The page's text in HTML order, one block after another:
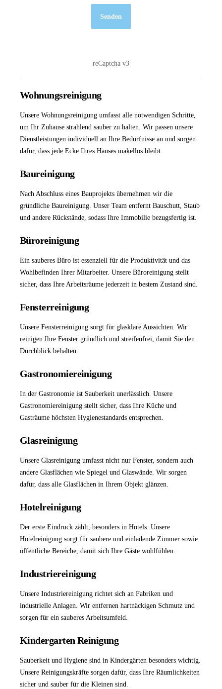
Senden
reCaptcha v3
Wohnungsreinigung
Unsere Wohnungsreinigung umfasst alle notwendigen Schritte,
um Ihr Zuhause strahlend sauber zu halten. Wir passen unsere
Dienstleistungen individuell an Ihre Bedürfnisse an und sorgen
dafür, dass jede Ecke Ihres Hauses makellos bleibt.
Baureinigung
Nach Abschluss eines Bauprojekts übernehmen wir die
gründliche Baureinigung. Unser Team entfernt Bauschutt, Staub
und andere Rückstände, sodass Ihre Immobilie bezugsfertig ist.
Büroreinigung
Ein sauberes Büro ist essenziell für die Produktivität und das
Wohlbefinden Ihrer Mitarbeiter. Unsere Büroreinigung stellt
sicher, dass Ihre Arbeitsräume jederzeit in bestem Zustand sind.
Fensterreinigung
Unsere Fensterreinigung sorgt für glasklare Aussichten. Wir
reinigen Ihre Fenster gründlich und streifenfrei, damit Sie den
Durchblick behalten.
Gastronomiereinigung
In der Gastronomie ist Sauberkeit unerlässlich. Unsere
Gastronomiereinigung stellt sicher, dass Ihre Küche und
Gasträume höchsten Hygienestandards entsprechen.
Glasreinigung
Unsere Glasreinigung umfasst nicht nur Fenster, sondern auch
andere Glasflächen wie Spiegel und Glaswände. Wir sorgen
dafür, dass alle Glasflächen in Ihrem Objekt glänzen.
Hotelreinigung
Der erste Eindruck zählt, besonders in Hotels. Unsere
Hotelreinigung sorgt für saubere und einladende Zimmer sowie
öffentliche Bereiche, damit sich Ihre Gäste wohlfühlen.
Industriereinigung
Unsere Industriereinigung richtet sich an Fabriken und
industrielle Anlagen. Wir entfernen hartnäckigen Schmutz und
sorgen für ein sauberes Arbeitsumfeld.
Kindergarten Reinigung
Sauberkeit und Hygiene sind in Kindergärten besonders wichtig.
Unsere Reinigungskräfte sorgen dafür, dass Ihre Räumlichkeiten
sicher und sauber für die Kleinen sind.